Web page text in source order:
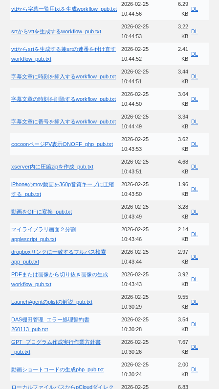
vttから字幕一覧用txtを生成workflow_pub.txt
2026-02-25
10:44:56
6.29
KB
DL
srtからvttを生成するworkflow_pub.txt
2026-02-25
10:44:53
3.22
KB
DL
vttからsrtを生成する兼srtの連番を付け直す
workflow_pub.txt
2026-02-25
10:44:52
2.41
KB
DL
字幕文章に時刻を挿入するworkflow_pub.txt
2026-02-25
10:44:51
3.44
KB
DL
字幕文章の時刻を削除するworkflow_pub.txt
2026-02-25
10:44:50
3.04
KB
DL
字幕文章に番号を挿入するworkflow_pub.txt
2026-02-25
10:44:49
3.34
KB
DL
cocoonページPV表示ONOFF_php_pub.txt
2026-02-25
10:43:53
3.62
KB
DL
xserver内に圧縮zipを作成_pub.txt
2026-02-25
10:43:51
4.68
KB
DL
iPhoneのmov動画を360p音質キープに圧縮
する_pub.txt
2026-02-25
10:43:50
1.96
KB
DL
動画をGIFに変換_pub.txt
2026-02-25
10:43:49
3.28
KB
DL
マイライブラリ画面２分割
applescript_pub.txt
2026-02-25
10:43:46
2.14
KB
DL
dropboxリンクに一致するフルパス検索
app_pub.txt
2026-02-25
10:43:44
2.97
KB
DL
PDFまたは画像から切り抜き画像の生成
workflow_pub.txt
2026-02-25
10:43:43
3.92
KB
DL
LaunchAgentのplistの解説_pub.txt
2026-02-25
10:30:29
9.55
KB
DL
DAS棚田管理_エラー処理誓約書
260113_pub.txt
2026-02-25
10:30:28
3.54
KB
DL
GPT_プログラム作成実行作業方針書
_pub.txt
2026-02-25
10:30:26
7.67
KB
DL
動画ショートコードの生成php_pub.txt
2026-02-25
10:30:24
2.00
KB
DL
ローカルファイルパスからpCloudダイレク 2026-02-25 6.83